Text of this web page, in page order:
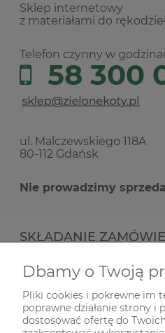
Sklep internetowy
z materiałami do
Telefon czynny w
58 300
ul. Malczewskiego 118A
80-112 Gdańsk
Nie prowadzimy
SKŁADANIE
INFORMACJE
ODWIEDŹ NAS NA
Dbamy o Twoją
Pliki cookies i pokrewne im
poprawne działanie strony i
dostosować ofertę do